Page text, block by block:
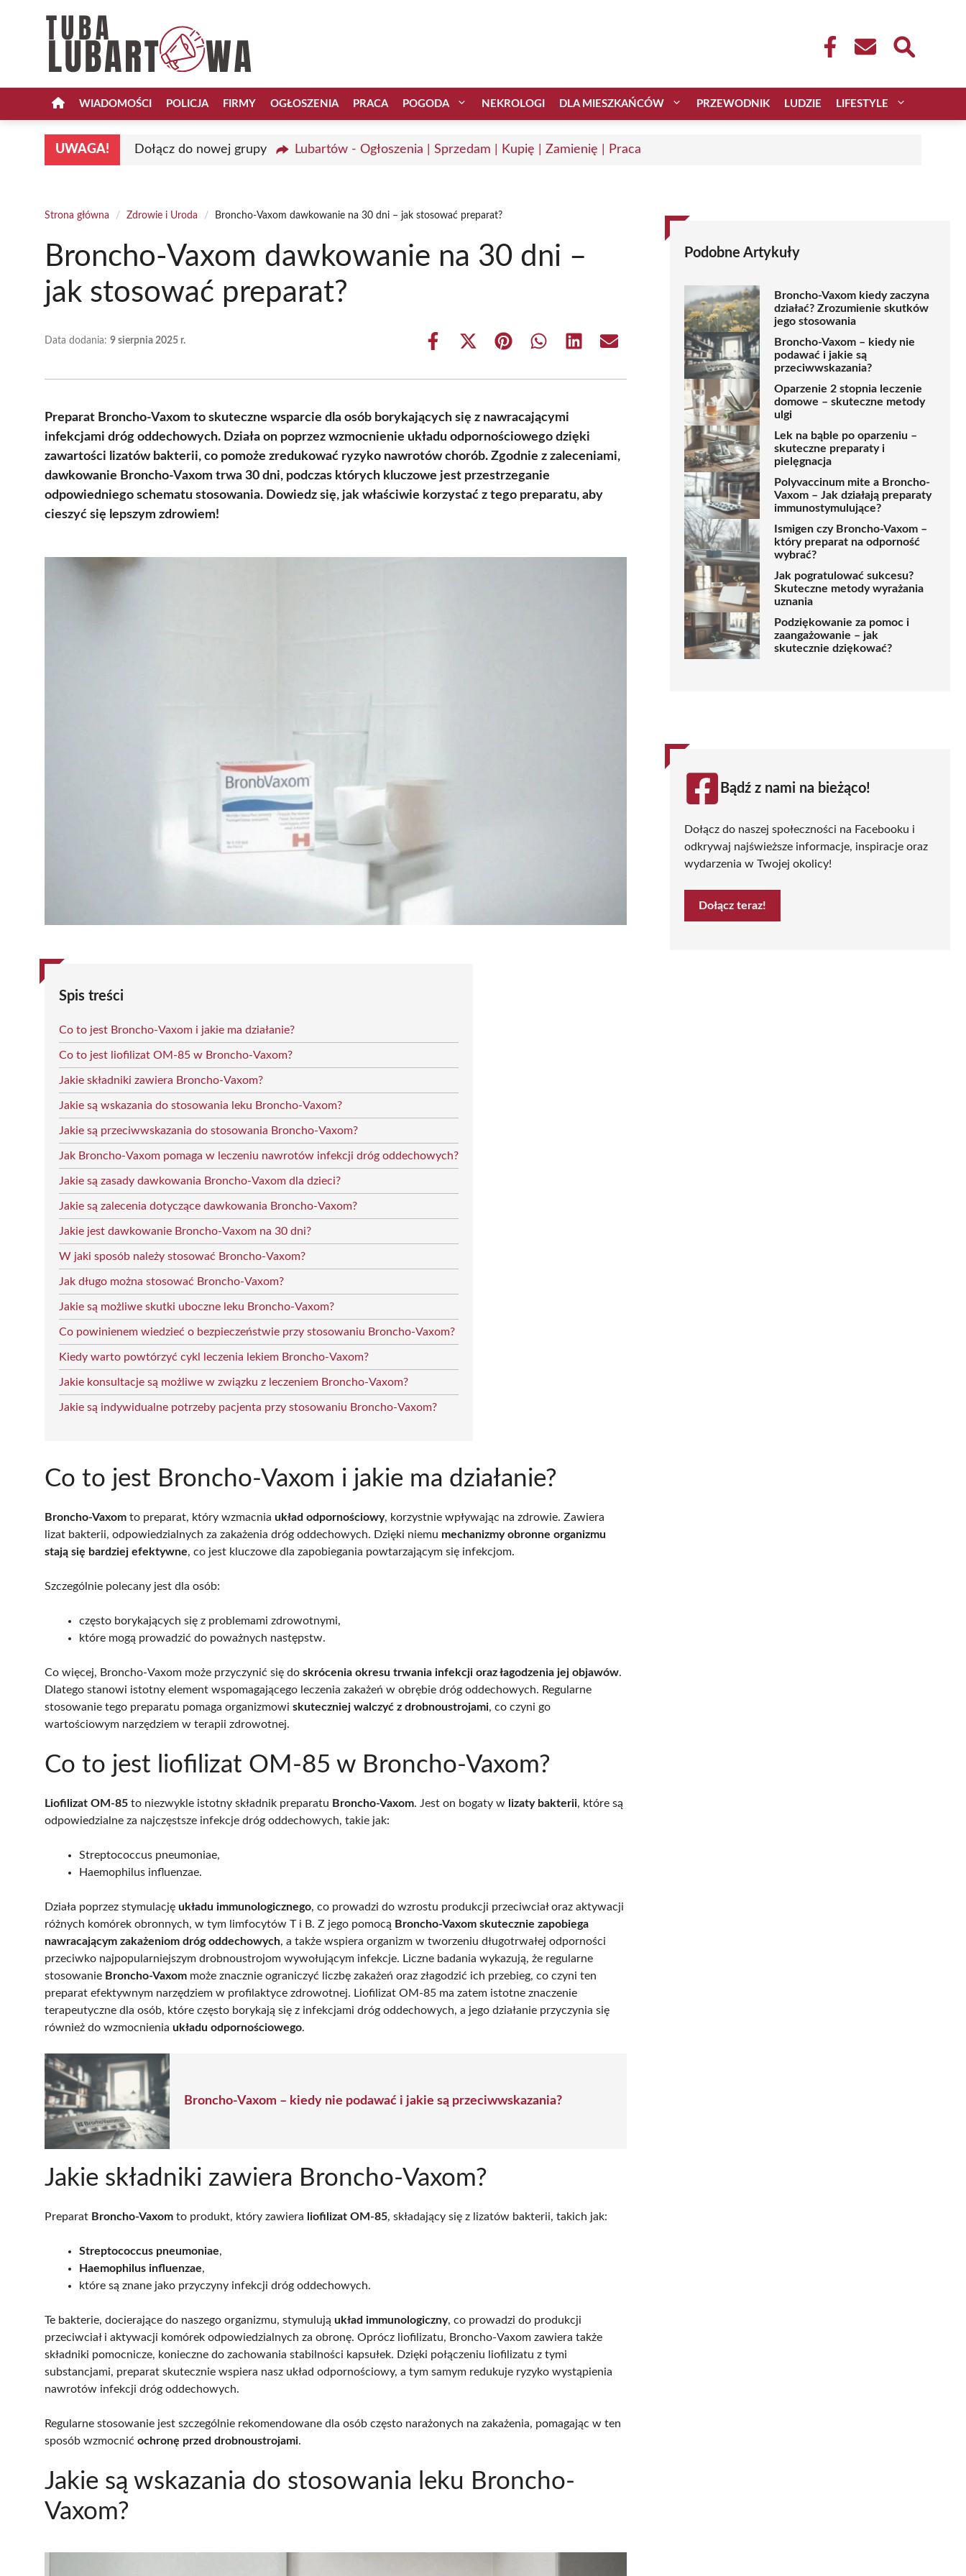
WIADOMOŚCI POLICJA FIRMY OGŁOSZENIA PRACA POGODA NEKROLOGI DLA MIESZKAŃCÓW PRZEWODNIK LUDZIE LIFESTYLE
UWAGA! Dołącz do nowej grupy Lubartów - Ogłoszenia | Sprzedam | Kupię | Zamienię | Praca
Strona główna / Zdrowie i Uroda / Broncho-Vaxom dawkowanie na 30 dni – jak stosować preparat?
Broncho-Vaxom dawkowanie na 30 dni –
jak stosować preparat?
Data dodania: 9 sierpnia 2025 r.
Share
Share
(Twitter)
Share Share Share Share
Preparat Broncho-Vaxom to skuteczne wsparcie dla osób borykających się z nawracającymi
infekcjami dróg oddechowych. Działa on poprzez wzmocnienie układu odpornościowego dzięki
zawartości lizatów bakterii, co pomoże zredukować ryzyko nawrotów chorób. Zgodnie z zaleceniami,
dawkowanie Broncho-Vaxom trwa 30 dni, podczas których kluczowe jest przestrzeganie
odpowiedniego schematu stosowania. Dowiedz się, jak właściwie korzystać z tego preparatu, aby
cieszyć się lepszym zdrowiem!
Spis treści
Co to jest Broncho-Vaxom i jakie ma działanie?
Co to jest liofilizat OM-85 w Broncho-Vaxom?
Jakie składniki zawiera Broncho-Vaxom?
Jakie są wskazania do stosowania leku Broncho-Vaxom?
Jakie są przeciwwskazania do stosowania Broncho-Vaxom?
Jak Broncho-Vaxom pomaga w leczeniu nawrotów infekcji dróg oddechowych?
Jakie są zasady dawkowania Broncho-Vaxom dla dzieci?
Jakie są zalecenia dotyczące dawkowania Broncho-Vaxom?
Jakie jest dawkowanie Broncho-Vaxom na 30 dni?
W jaki sposób należy stosować Broncho-Vaxom?
Jak długo można stosować Broncho-Vaxom?
Jakie są możliwe skutki uboczne leku Broncho-Vaxom?
Co powinienem wiedzieć o bezpieczeństwie przy stosowaniu Broncho-Vaxom?
Kiedy warto powtórzyć cykl leczenia lekiem Broncho-Vaxom?
Jakie konsultacje są możliwe w związku z leczeniem Broncho-Vaxom?
Jakie są indywidualne potrzeby pacjenta przy stosowaniu Broncho-Vaxom?
Co to jest Broncho-Vaxom i jakie ma działanie?
Broncho-Vaxom to preparat, który wzmacnia układ odpornościowy, korzystnie wpływając na zdrowie. Zawiera
lizat bakterii, odpowiedzialnych za zakażenia dróg oddechowych. Dzięki niemu mechanizmy obronne organizmu
stają się bardziej efektywne, co jest kluczowe dla zapobiegania powtarzającym się infekcjom.
Szczególnie polecany jest dla osób:
często borykających się z problemami zdrowotnymi,
które mogą prowadzić do poważnych następstw.
Co więcej, Broncho-Vaxom może przyczynić się do skrócenia okresu trwania infekcji oraz łagodzenia jej objawów.
Dlatego stanowi istotny element wspomagającego leczenia zakażeń w obrębie dróg oddechowych. Regularne
stosowanie tego preparatu pomaga organizmowi skuteczniej walczyć z drobnoustrojami, co czyni go
wartościowym narzędziem w terapii zdrowotnej.
Co to jest liofilizat OM-85 w Broncho-Vaxom?
Liofilizat OM-85 to niezwykle istotny składnik preparatu Broncho-Vaxom. Jest on bogaty w lizaty bakterii, które są
odpowiedzialne za najczęstsze infekcje dróg oddechowych, takie jak:
Streptococcus pneumoniae,
Haemophilus influenzae.
Działa poprzez stymulację układu immunologicznego, co prowadzi do wzrostu produkcji przeciwciał oraz aktywacji
różnych komórek obronnych, w tym limfocytów T i B. Z jego pomocą Broncho-Vaxom skutecznie zapobiega
nawracającym zakażeniom dróg oddechowych, a także wspiera organizm w tworzeniu długotrwałej odporności
przeciwko najpopularniejszym drobnoustrojom wywołującym infekcje. Liczne badania wykazują, że regularne
stosowanie Broncho-Vaxom może znacznie ograniczyć liczbę zakażeń oraz złagodzić ich przebieg, co czyni ten
preparat efektywnym narzędziem w profilaktyce zdrowotnej. Liofilizat OM-85 ma zatem istotne znaczenie
terapeutyczne dla osób, które często borykają się z infekcjami dróg oddechowych, a jego działanie przyczynia się
również do wzmocnienia układu odpornościowego.
Broncho-Vaxom – kiedy nie podawać i jakie są przeciwwskazania?
Jakie składniki zawiera Broncho-Vaxom?
Preparat Broncho-Vaxom to produkt, który zawiera liofilizat OM-85, składający się z lizatów bakterii, takich jak:
Streptococcus pneumoniae,
Haemophilus influenzae,
które są znane jako przyczyny infekcji dróg oddechowych.
Te bakterie, docierające do naszego organizmu, stymulują układ immunologiczny, co prowadzi do produkcji
przeciwciał i aktywacji komórek odpowiedzialnych za obronę. Oprócz liofilizatu, Broncho-Vaxom zawiera także
składniki pomocnicze, konieczne do zachowania stabilności kapsułek. Dzięki połączeniu liofilizatu z tymi
substancjami, preparat skutecznie wspiera nasz układ odpornościowy, a tym samym redukuje ryzyko wystąpienia
nawrotów infekcji dróg oddechowych.
Regularne stosowanie jest szczególnie rekomendowane dla osób często narażonych na zakażenia, pomagając w ten
sposób wzmocnić ochronę przed drobnoustrojami.
Jakie są wskazania do stosowania leku Broncho-
Vaxom?
Podobne Artykuły
Broncho-Vaxom kiedy zaczyna
działać? Zrozumienie skutków
jego stosowania
Broncho-Vaxom – kiedy nie
podawać i jakie są
przeciwwskazania?
Oparzenie 2 stopnia leczenie
domowe – skuteczne metody
ulgi
Lek na bąble po oparzeniu –
skuteczne preparaty i
pielęgnacja
Polyvaccinum mite a Broncho-
Vaxom – Jak działają preparaty
immunostymulujące?
Ismigen czy Broncho-Vaxom –
który preparat na odporność
wybrać?
Jak pogratulować sukcesu?
Skuteczne metody wyrażania
uznania
Podziękowanie za pomoc i
zaangażowanie – jak
skutecznie dziękować?
Bądź z nami na bieżąco!
Dołącz do naszej społeczności na Facebooku i
odkrywaj najświeższe informacje, inspiracje oraz
wydarzenia w Twojej okolicy!
Dołącz teraz!